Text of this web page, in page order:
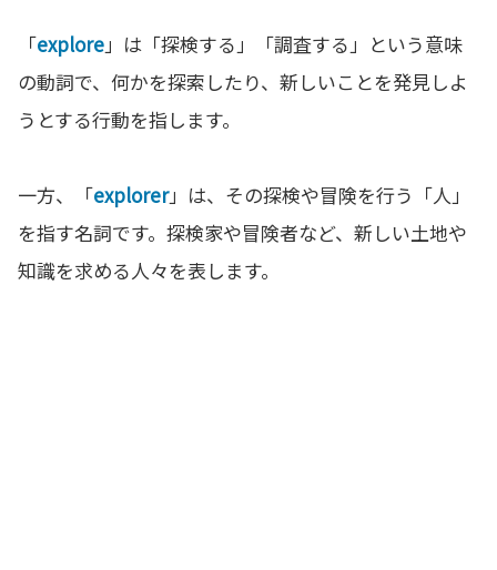
「explore」は「探検する」「調査する」という意味
の動詞で、何かを探索したり、新しいことを発見しよ
うとする行動を指します。
一方、「explorer」は、その探検や冒険を行う「人」
を指す名詞です。探検家や冒険者など、新しい土地や
知識を求める人々を表します。